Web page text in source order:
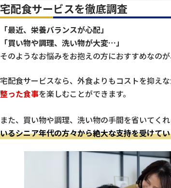
宅配食サービスを徹底調査
「最近、栄養バランスが心配」
「買い物や調理、洗い物が大変…」
そのようなお悩みをお抱えの方におすすめなのが
宅配食サービスなら、外食よりもコストを抑え
整った食事を楽しむことができます。
また、買い物や調理、洗い物の手間を省いてくれ
いるシニア年代の方々から絶大な支持を受けて